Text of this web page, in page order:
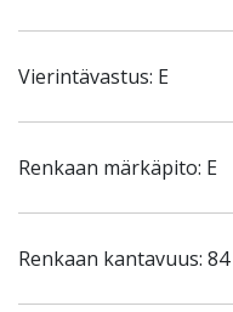
Vierintävastus: E
Renkaan märkäpito: E
Renkaan kantavuus: 84